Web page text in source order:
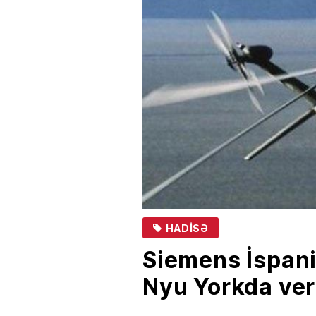
HADISƏ
Siemens
Nyu Yorkda